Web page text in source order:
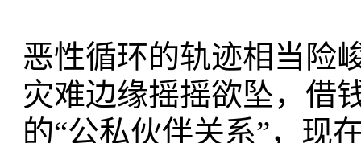
恶性循环的轨迹相当险
灾难边缘摇摇欲坠，借
的“公私伙伴关系”，现